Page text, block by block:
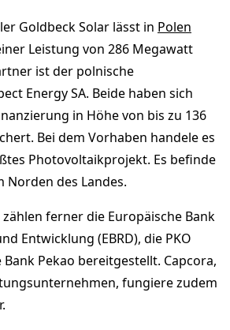
Goldbeck Solar lässt in Polen
Leistung von 286 Megawatt
ist der polnische
Energy SA. Beide haben sich
in Höhe von bis zu 136
Bei dem Vorhaben handele es
Photovoltaikprojekt. Es befinde
Norden des Landes.
ferner die Europäische Bank
Entwicklung (EBRD), die PKO
Pekao bereitgestellt. Capcora,
fungiere zudem